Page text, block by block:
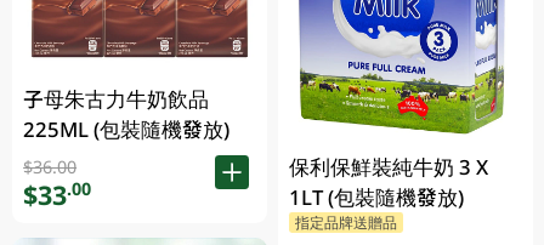
子母朱古力牛奶飲品
225ML (包裝隨機發放)
$36.00
$33.00
保利保鮮裝純牛奶 3 X
1LT (包裝隨機發放)
指定品牌送贈品